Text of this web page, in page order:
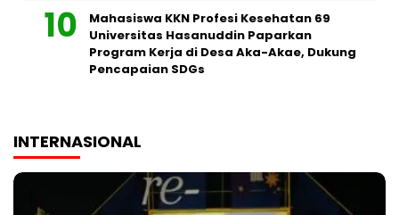
Mahasiswa KKN Profesi Kesehatan 69
Universitas Hasanuddin Paparkan
Program Kerja di Desa Aka-Akae, Dukung
Pencapaian SDGs
INTERNASIONAL